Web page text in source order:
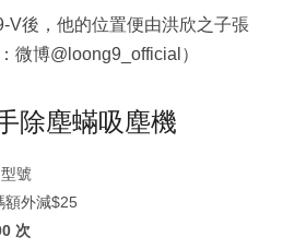
V後，他的位置便由洪欣之子張
微博@loong9_official）
除塵蟎吸塵機
號
額外減$25
次